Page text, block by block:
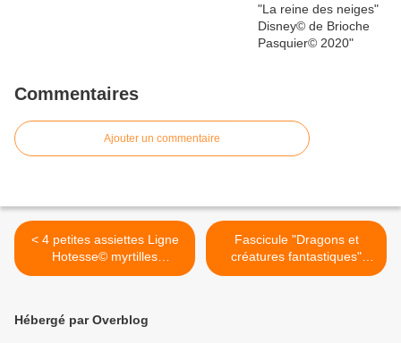
Commentaires
Ajouter un commentaire
< 4 petites assiettes Ligne
Hotesse© myrtilles
groseilles
Fascicule "Dragons et
créatures fantastiques"
n°15 ed. Atlas 2002 >
Hébergé par Overblog